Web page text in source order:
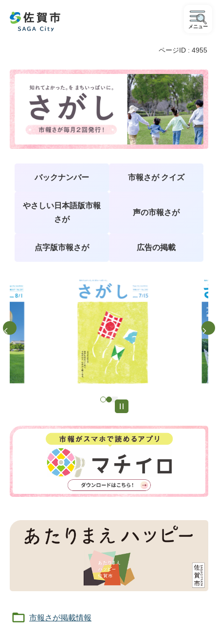
メニュー
さ
が
ページID : 4955
バックナンバー 市報さが クイズ
やさしい日本語版市報
さが
声の市報さが
点字版市報さが 広告の掲載
市報さが掲載情報